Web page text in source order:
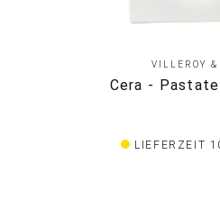
VILLEROY &
Cera -
LIEFERZEIT